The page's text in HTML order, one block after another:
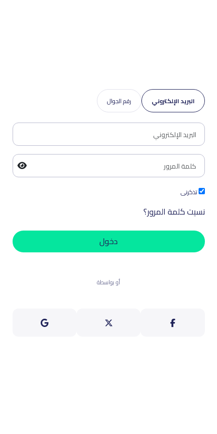
البريد الإلكتروني رقم الجوال
تذكرنى
نسيت كلمة المرور؟
دخول
أو بواسطة